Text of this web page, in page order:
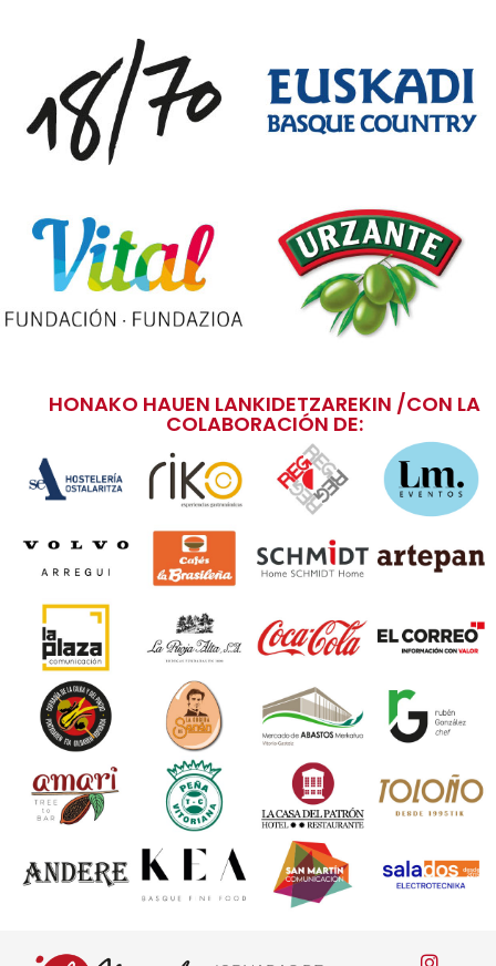
HONAKO HAUEN LANKIDETZAREKIN /CON LA
COLABORACIÓN DE: